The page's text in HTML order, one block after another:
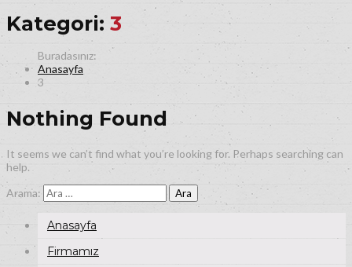
Kategori: 3
Anasayfa
3
Nothing Found
It seems we can’t find what you’re looking for. Perhaps searching can
help.
Arama:
Anasayfa
Firmamız